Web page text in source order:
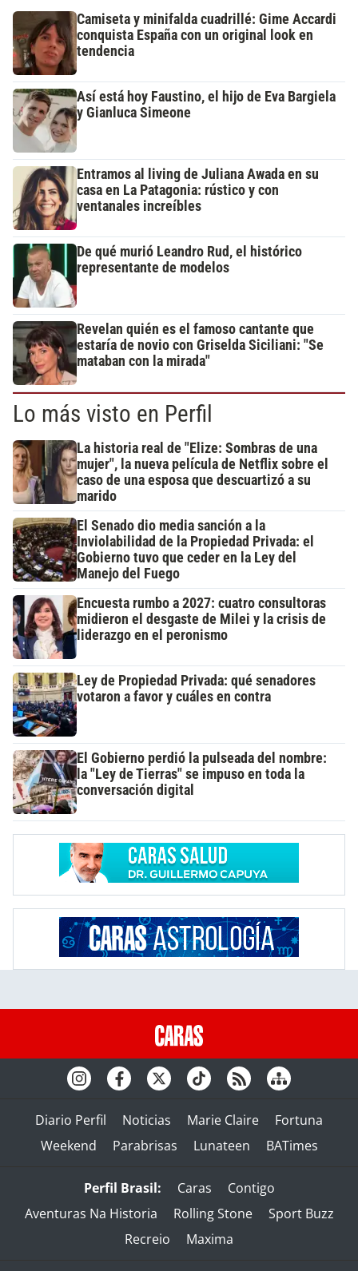
Camiseta y minifalda cuadrillé: Gime Accardi
conquista España con un original look en
tendencia
Así está hoy Faustino, el hijo de Eva Bargiela
y Gianluca Simeone
Entramos al living de Juliana Awada en su
casa en La Patagonia: rústico y con
ventanales increíbles
De qué murió Leandro Rud, el histórico
representante de modelos
Revelan quién es el famoso cantante que
estaría de novio con Griselda Siciliani: "Se
mataban con la mirada"
Lo más visto en Perfil
La historia real de "Elize: Sombras de una
mujer", la nueva película de Netflix sobre el
caso de una esposa que descuartizó a su
marido
El Senado dio media sanción a la
Inviolabilidad de la Propiedad Privada: el
Gobierno tuvo que ceder en la Ley del
Manejo del Fuego
Encuesta rumbo a 2027: cuatro consultoras
midieron el desgaste de Milei y la crisis de
liderazgo en el peronismo
Ley de Propiedad Privada: qué senadores
votaron a favor y cuáles en contra
El Gobierno perdió la pulseada del nombre:
la "Ley de Tierras" se impuso en toda la
conversación digital
Diario Perfil Noticias Marie Claire
Fortuna
Weekend
Parabrisas Lunateen BATimes
Perfil Brasil: Caras
Contigo
Aventuras Na Historia
Rolling Stone
Sport Buzz
Recreio
Maxima